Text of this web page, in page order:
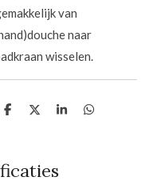
van
naar
wisselen.
D
n
D
S
D